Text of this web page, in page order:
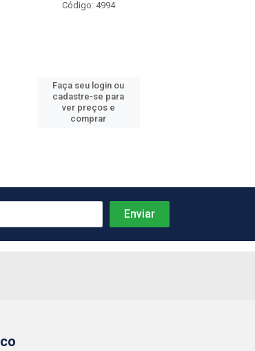
Código: 4994
Faça seu login ou
cadastre-se para
ver preços e
comprar